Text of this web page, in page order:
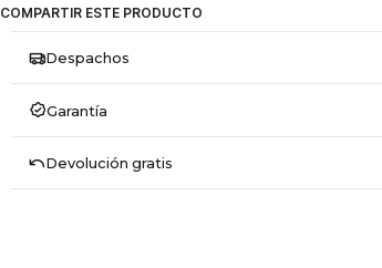
COMPARTIR ESTE PRODUCTO
Despachos
Garantía
Devolución gratis